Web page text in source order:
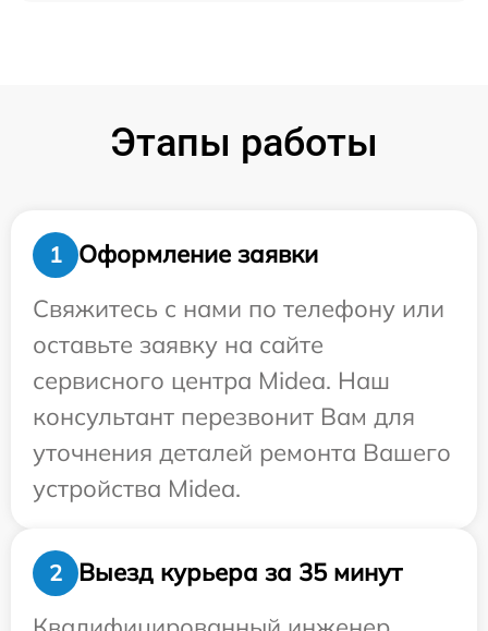
Этапы работы
1
Оформление заявки
Свяжитесь с нами по телефону или
оставьте заявку на сайте
сервисного центра Midea. Наш
консультант перезвонит Вам для
уточнения деталей ремонта Вашего
устройства Midea.
2
Выезд курьера за 35 минут